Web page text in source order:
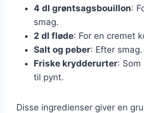
4 dl grøntsagsbouillon:
smag.
2 dl fløde: For en cremet
Salt og peber: Efter smag.
Friske krydderurter: Som
til pynt.
Disse ingredienser giver en